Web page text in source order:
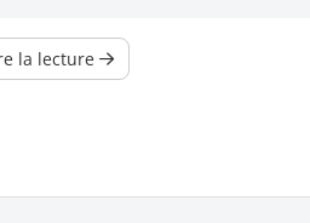
la lecture